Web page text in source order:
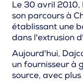
Le 30 avril 2010,
son parcours à
établissant une
dans l'extrusion
Aujourd'hui,
un fournisseur à
source, avec